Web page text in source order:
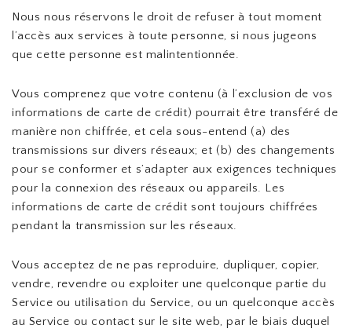
Nous nous réservons le droit de refuser à tout moment
l’accès aux services à toute personne, si nous jugeons
que cette personne est malintentionnée.
Vous comprenez que votre contenu (à l’exclusion de vos
informations de carte de crédit) pourrait être transféré de
manière non chiffrée, et cela sous-entend (a) des
transmissions sur divers réseaux; et (b) des changements
pour se conformer et s’adapter aux exigences techniques
pour la connexion des réseaux ou appareils. Les
informations de carte de crédit sont toujours chiffrées
pendant la transmission sur les réseaux.
Vous acceptez de ne pas reproduire, dupliquer, copier,
vendre, revendre ou exploiter une quelconque partie du
Service ou utilisation du Service, ou un quelconque accès
au Service ou contact sur le site web, par le biais duquel